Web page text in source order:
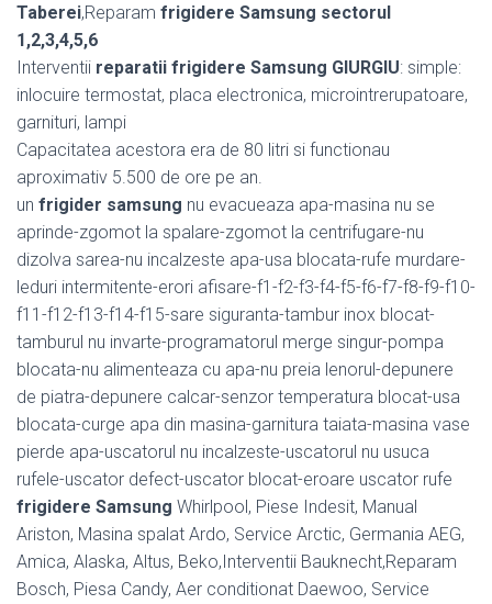
Taberei,Reparam frigidere Samsung sectorul
1,2,3,4,5,6
Interventii reparatii frigidere Samsung GIURGIU: simple:
inlocuire termostat, placa electronica, microintrerupatoare,
garnituri, lampi
Capacitatea acestora era de 80 litri si functionau
aproximativ 5.500 de ore pe an.
un frigider samsung nu evacueaza apa-masina nu se
aprinde-zgomot la spalare-zgomot la centrifugare-nu
dizolva sarea-nu incalzeste apa-usa blocata-rufe murdare-
leduri intermitente-erori afisare-f1-f2-f3-f4-f5-f6-f7-f8-f9-f10-
f11-f12-f13-f14-f15-sare siguranta-tambur inox blocat-
tamburul nu invarte-programatorul merge singur-pompa
blocata-nu alimenteaza cu apa-nu preia lenorul-depunere
de piatra-depunere calcar-senzor temperatura blocat-usa
blocata-curge apa din masina-garnitura taiata-masina vase
pierde apa-uscatorul nu incalzeste-uscatorul nu usuca
rufele-uscator defect-uscator blocat-eroare uscator rufe
frigidere Samsung Whirlpool, Piese Indesit, Manual
Ariston, Masina spalat Ardo, Service Arctic, Germania AEG,
Amica, Alaska, Altus, Beko,Interventii Bauknecht,Reparam
Bosch, Piesa Candy, Aer conditionat Daewoo, Service